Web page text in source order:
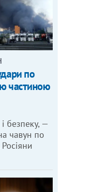
по
частиною
безпеку, —
чавун по